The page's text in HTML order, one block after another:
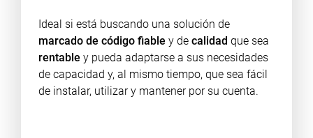
Ideal si está buscando una solución de
marcado de código fiable y de calidad que sea
rentable y pueda adaptarse a sus necesidades
de capacidad y, al mismo tiempo, que sea fácil
de instalar, utilizar y mantener por su cuenta.